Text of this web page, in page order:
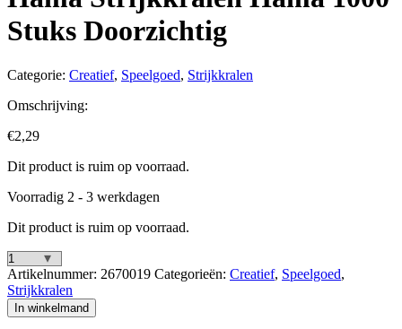
Stuks Doorzichtig
Categorie: Creatief, Speelgoed, Strijkkralen
Omschrijving:
€2,29
Dit product is ruim op voorraad.
Voorradig 2 - 3 werkdagen
Dit product is ruim op voorraad.
Hama
Strijkkralen
Hama
1000
Artikelnummer: 2670019 Categorieën: Creatief, Speelgoed,
Strijkkralen
In winkelmand